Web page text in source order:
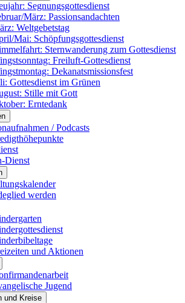
Segnungsgottesdienst
März: Passionsandachten
Weltgebetstag
Mai: Schöpfungsgottes­dienst
Sternwanderung zum Gottesdienst
Freiluft-Gottesdienst
Dekanatsmissionsfest
Gottesdienst im Grünen
Stille mit Gott
Erntedank
/ Podcasts
Dienst
werden
und Aktionen
Jugend
und Kreise